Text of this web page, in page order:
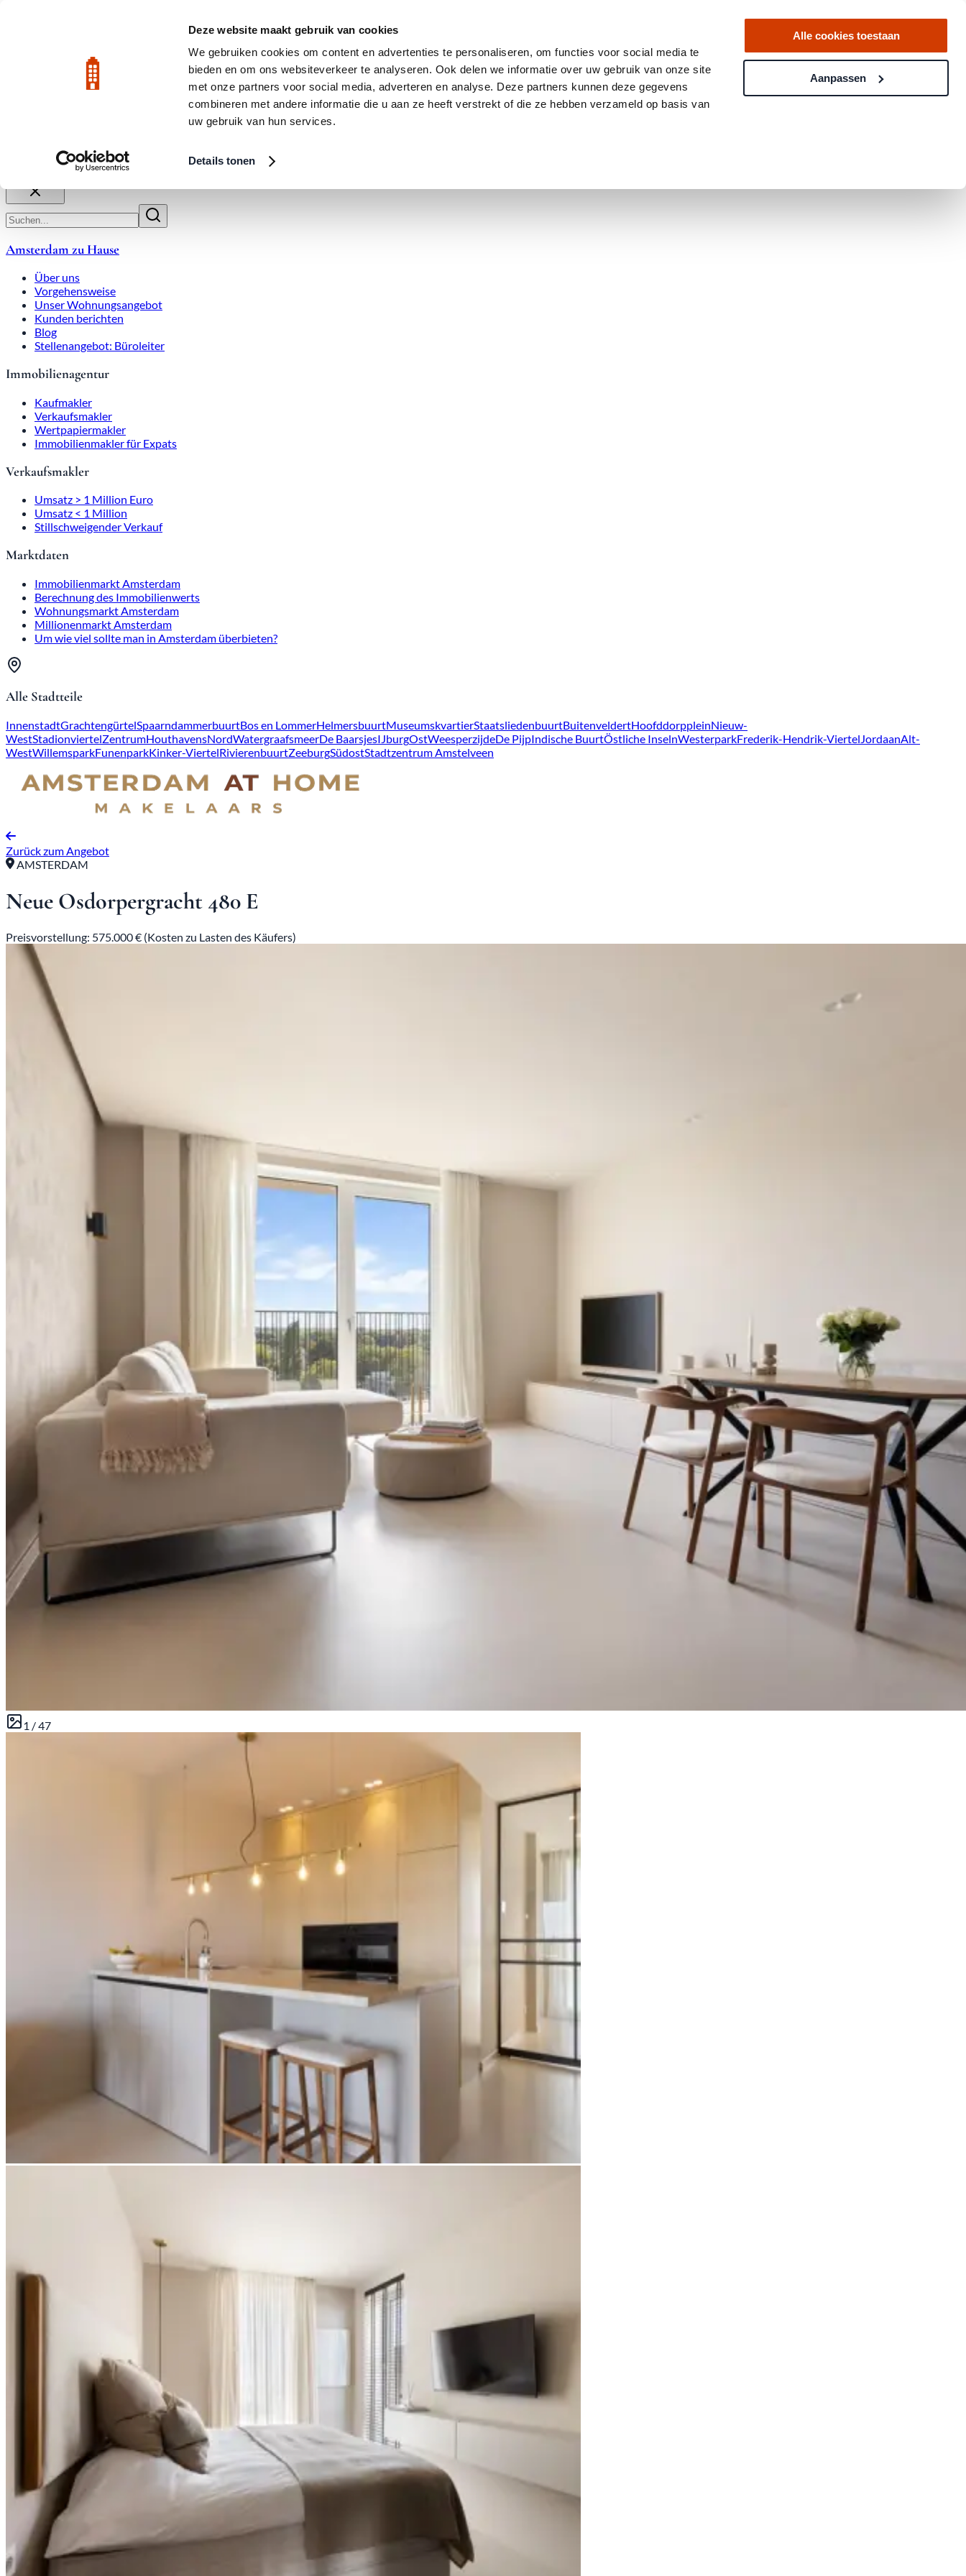
Deze website maakt gebruik van cookies
We gebruiken cookies om content en advertenties te personaliseren, om functies voor social media te
bieden en om ons websiteverkeer te analyseren. Ook delen we informatie over uw gebruik van onze site
met onze partners voor social media, adverteren en analyse. Deze partners kunnen deze gegevens
combineren met andere informatie die u aan ze heeft verstrekt of die ze hebben verzameld op basis van
uw gebruik van hun services.
Details tonen
Alle cookies toestaan
Aanpassen
Bewertet mit 9,8
Amsterdam zu Hause
Über uns
Vorgehensweise
Unser Wohnungsangebot
Kunden berichten
Blog
Stellenangebot: Büroleiter
Immobilienagentur
Kaufmakler
Verkaufsmakler
Wertpapiermakler
Immobilienmakler für Expats
Verkaufsmakler
Umsatz > 1 Million Euro
Umsatz < 1 Million
Stillschweigender Verkauf
Marktdaten
Immobilienmarkt Amsterdam
Berechnung des Immobilienwerts
Wohnungsmarkt Amsterdam
Millionenmarkt Amsterdam
Um wie viel sollte man in Amsterdam überbieten?
Alle Stadtteile
InnenstadtGrachtengürtelSpaarndammerbuurtBos en LommerHelmersbuurtMuseumskvartierStaatsliedenbuurtBuitenveldertHoofddorppleinNieuw-
WestStadionviertelZentrumHouthavensNordWatergraafsmeerDe BaarsjesIJburgOstWeesperzijdeDe PijpIndische BuurtÖstliche InselnWesterparkFrederik-Hendrik-ViertelJordaanAlt-
WestWillemsparkFunenparkKinker-ViertelRivierenbuurtZeeburgSüdostStadtzentrum Amstelveen
Zurück zum Angebot
AMSTERDAM
Neue Osdorpergracht 480 E
Preisvorstellung: 575.000 € (Kosten zu Lasten des Käufers)
1 /47